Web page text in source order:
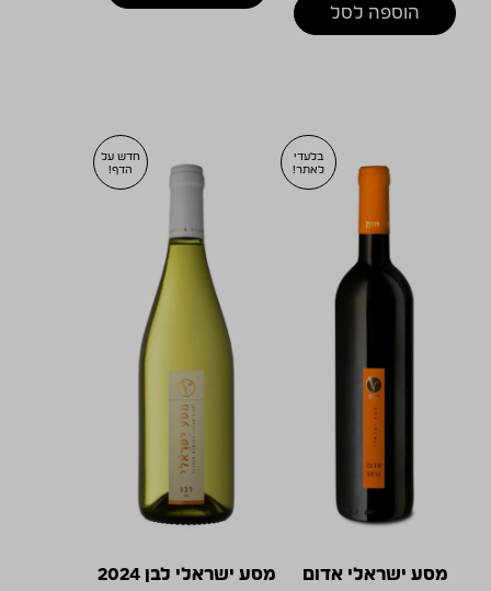
הוספה לסל
בלעדי
לאתר!
מסע ישראלי אדום
חדש על
הדף!
מסע ישראלי לבן 2024